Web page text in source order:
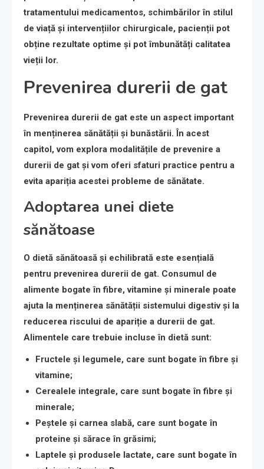
tratamentului medicamentos, schimbărilor în stilul
de viață și intervențiilor chirurgicale, pacienții pot
obține rezultate optime și pot îmbunătăți calitatea
vieții lor.
Prevenirea durerii de gat
Prevenirea durerii de gat este un aspect important
în menținerea sănătății și bunăstării. În acest
capitol, vom explora modalitățile de prevenire a
durerii de gat și vom oferi sfaturi practice pentru a
evita apariția acestei probleme de sănătate.
Adoptarea unei diete
sănătoase
O dietă sănătoasă și echilibrată este esențială
pentru prevenirea durerii de gat. Consumul de
alimente bogate în fibre, vitamine și minerale poate
ajuta la menținerea sănătății sistemului digestiv și la
reducerea riscului de apariție a durerii de gat.
Alimentele care trebuie incluse în dietă sunt:
Fructele și legumele, care sunt bogate în fibre și
vitamine;
Cerealele integrale, care sunt bogate în fibre și
minerale;
Peștele și carnea slabă, care sunt bogate în
proteine și sărace în grăsimi;
Laptele și produsele lactate, care sunt bogate în